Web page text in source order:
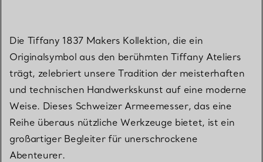
Die Tiffany 1837 Makers Kollektion, die ein
Originalsymbol aus den berühmten Tiffany Ateliers
trägt, zelebriert unsere Tradition der meisterhaften
und technischen Handwerkskunst auf eine moderne
Weise. Dieses Schweizer Armeemesser, das eine
Reihe überaus nützliche Werkzeuge bietet, ist ein
großartiger Begleiter für unerschrockene
Abenteurer.